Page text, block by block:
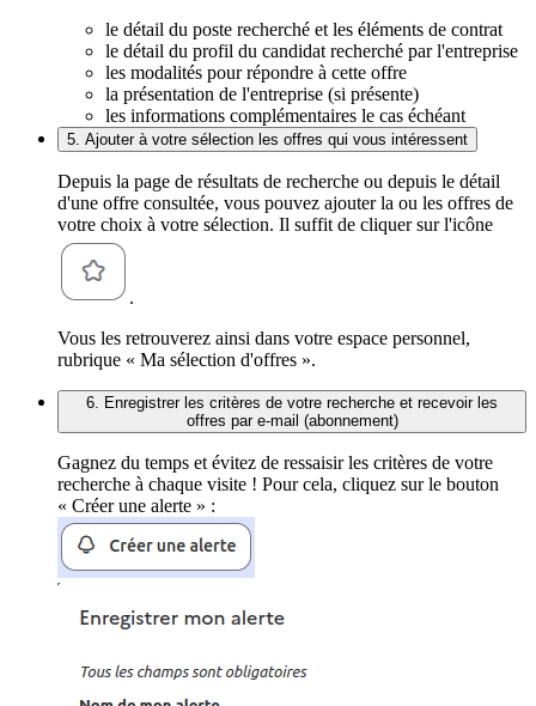
le détail du poste recherché et les éléments de contrat
le détail du profil du candidat recherché par l'entreprise
les modalités pour répondre à cette offre
la présentation de l'entreprise (si présente)
les informations complémentaires le cas échéant
5. Ajouter à votre sélection les offres qui vous intéressent
Depuis la page de résultats de recherche ou depuis le détail
d'une offre consultée, vous pouvez ajouter la ou les offres de
votre choix à votre sélection. Il suffit de cliquer sur l'icône
.
Vous les retrouverez ainsi dans votre espace personnel,
rubrique « Ma sélection d'offres ».
6. Enregistrer les critères de votre recherche et recevoir les
offres par e-mail (abonnement)
Gagnez du temps et évitez de ressaisir les critères de votre
recherche à chaque visite ! Pour cela, cliquez sur le bouton
« Créer une alerte » :